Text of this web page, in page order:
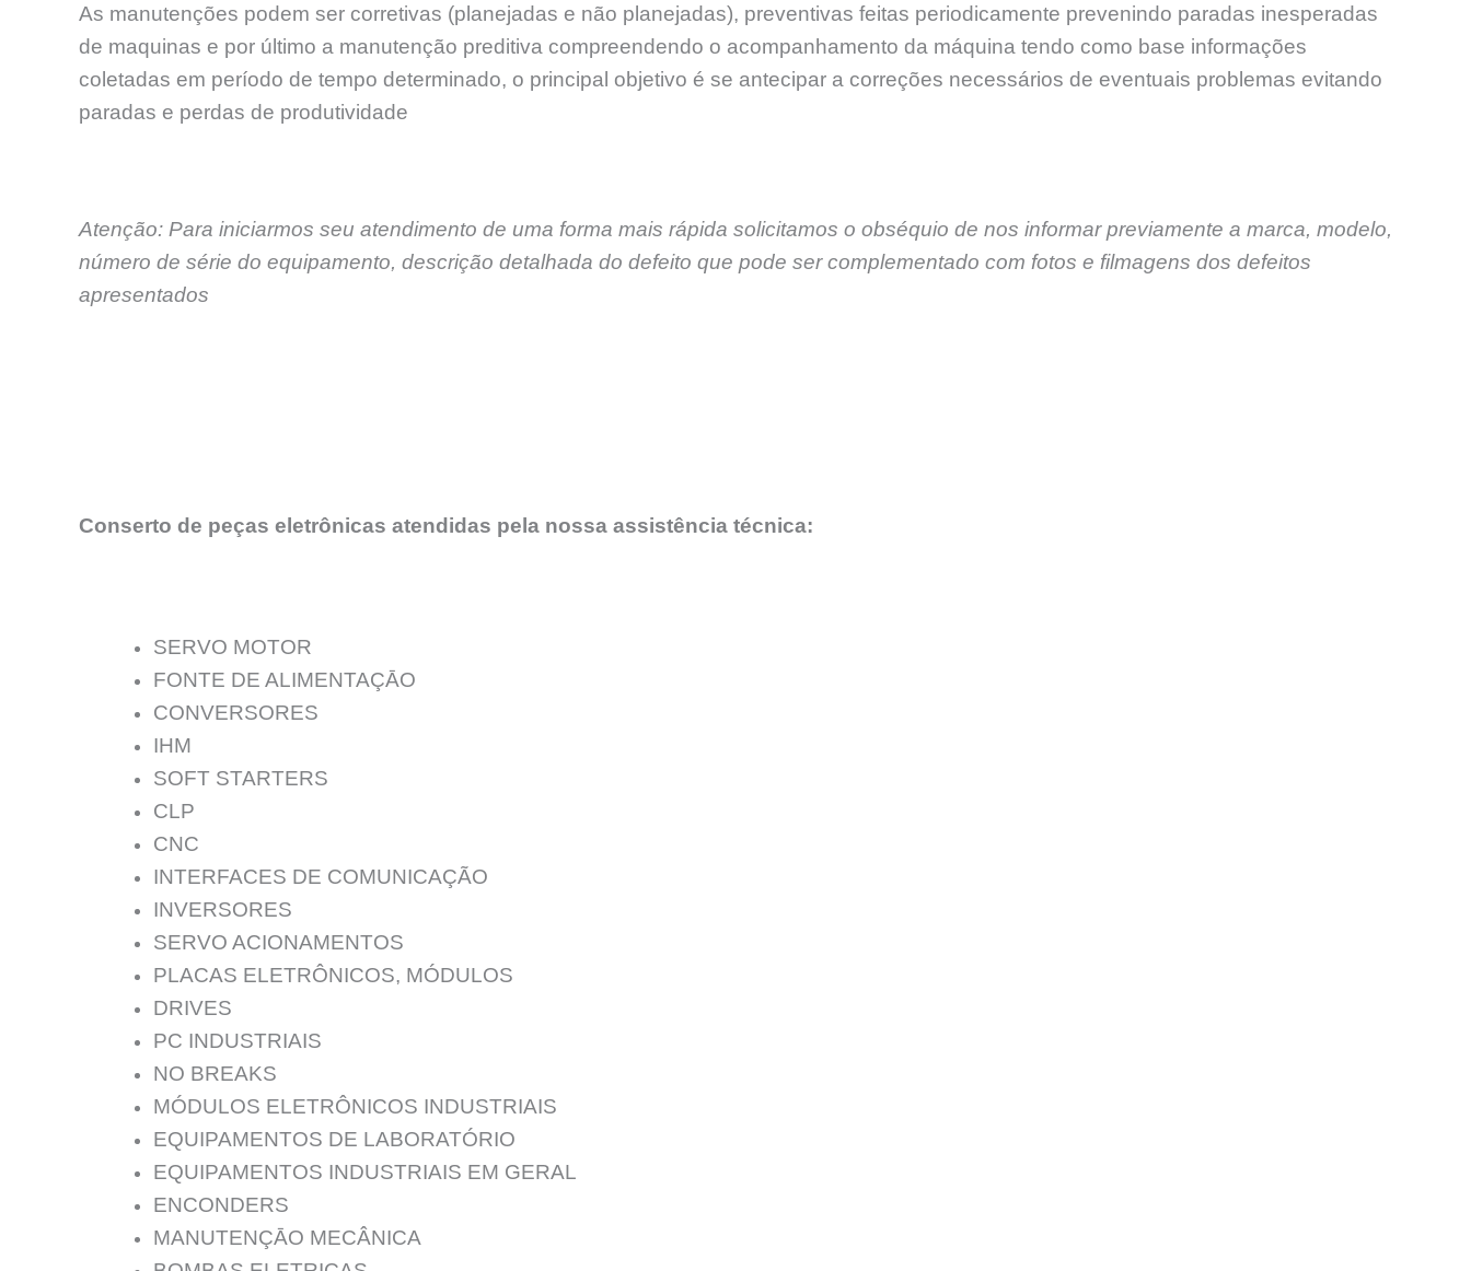
As manutenções podem ser corretivas (planejadas e não planejadas), preventivas feitas periodicamente prevenindo paradas inesperadas
de maquinas e por último a manutenção preditiva compreendendo o acompanhamento da máquina tendo como base informações
coletadas em período de tempo determinado, o principal objetivo é se antecipar a correções necessários de eventuais problemas evitando
paradas e perdas de produtividade
Atenção: Para iniciarmos seu atendimento de uma forma mais rápida solicitamos o obséquio de nos informar previamente a marca, modelo,
número de série do equipamento, descrição detalhada do defeito que pode ser complementado com fotos e filmagens dos defeitos
apresentados
Conserto de peças eletrônicas atendidas pela nossa assistência técnica:
SERVO MOTOR
FONTE DE ALIMENTAÇĀO
CONVERSORES
IHM
SOFT STARTERS
CLP
CNC
INTERFACES DE COMUNICAÇÃO
INVERSORES
SERVO ACIONAMENTOS
PLACAS ELETRÔNICOS, MÓDULOS
DRIVES
PC INDUSTRIAIS
NO BREAKS
MÓDULOS ELETRÔNICOS INDUSTRIAIS
EQUIPAMENTOS DE LABORATÓRIO
EQUIPAMENTOS INDUSTRIAIS EM GERAL
ENCONDERS
MANUTENÇĀO MECÂNICA